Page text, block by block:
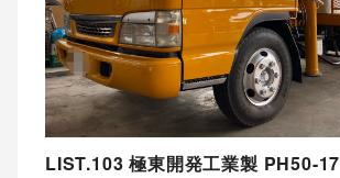
LIST.103 極東開発工業製 PH50-17